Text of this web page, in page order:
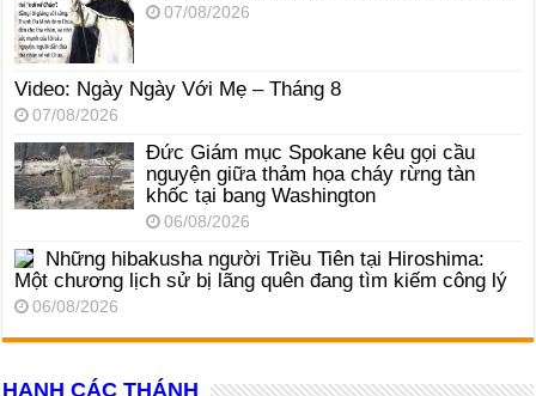
07/08/2026
Video: Ngày Ngày Với Mẹ – Tháng 8
07/08/2026
Đức Giám mục Spokane kêu gọi cầu
nguyện giữa thảm họa cháy rừng tàn
khốc tại bang Washington
06/08/2026
Những hibakusha người Triều Tiên tại Hiroshima:
Một chương lịch sử bị lãng quên đang tìm kiếm công lý
06/08/2026
HẠNH CÁC THÁNH